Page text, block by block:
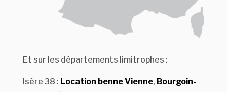
Et sur les départements limitrophes :
Isère 38 : Location benne Vienne, Bourgoin-